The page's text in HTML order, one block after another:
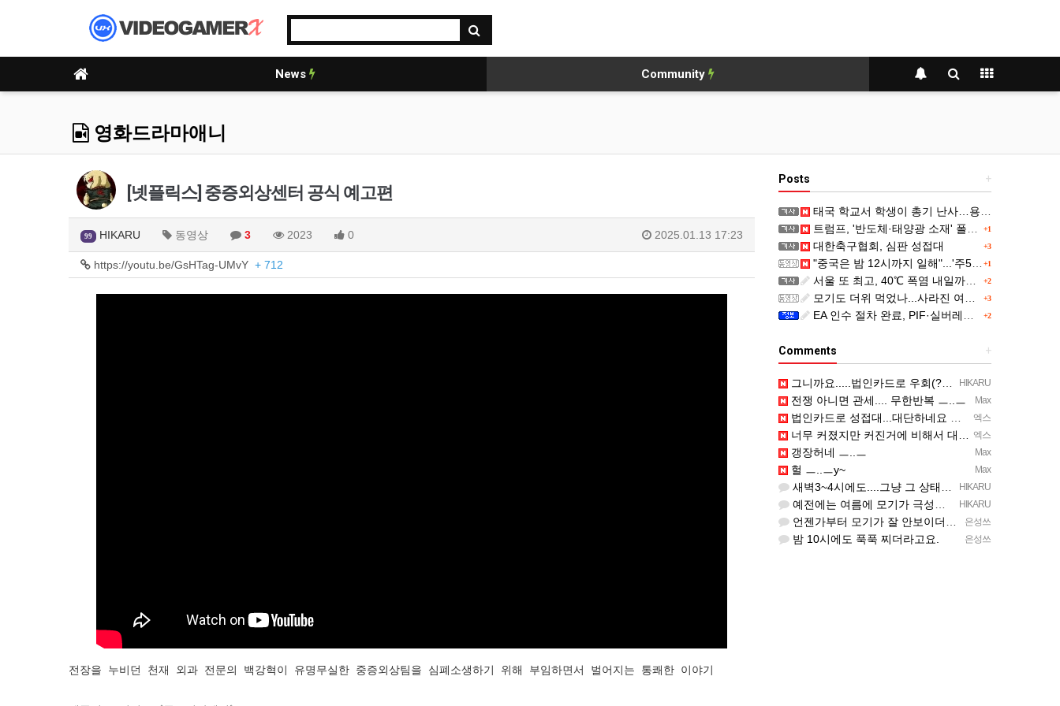
News Community
영화드라마애니
[넷플릭스] 중증외상센터 공식 예고편
99 HIKARU 동영상 3 2023 0 2025.01.13 17:23
https://youtu.be/GsHTag-UMvY + 712
전장을 누비던 천재 외과 전문의 백강혁이 유명무실한 중증외상팀을 심폐소생하기 위해 부임하면서 벌어지는 통쾌한 이야기
+
Posts
태국 학교서 학생이 총기 난사…용의자 등 8명 숨져
+1
트럼프, '반도체·태양광 소재' 폴리실리콘 파생 제품에 15% 관세...한국 기업도 영향
+3
대한축구협회, 심판 성접대
+1
"중국은 밤 12시까지 일해"...'주52시간' 손볼까
+2
서울 또 최고, 40℃ 폭염 내일까지...주말 동쪽 비바람
+3
모기도 더위 먹었나...사라진 여름 불청객
+2
EA 인수 절차 완료, PIF·실버레이크 컨소시엄 산하 편입
+
Comments
HIKARU
그니까요.....법인카드로 우회(?)한 것도 아니고, 대놓고...ㅋ ㅋ)
Max
전쟁 아니면 관세.... 무한반복 ㅡ..ㅡ
엑스
법인카드로 성접대...대단하네요 ㅋㅋㅋㅋ
엑스
너무 커졌지만 커진거에 비해서 대작들이 너무 줄었죠.........
Max
갱장허네 ㅡ..ㅡ
Max
헐 ㅡ..ㅡy~
HIKARU
새벽3~4시에도....그냥 그 상태예요...최근 1주일은....
HIKARU
예전에는 여름에 모기가 극성이었는데, 여름에는 안나오는 것 같은.....ㅎ ㅎ)
은성쓰
언젠가부터 모기가 잘 안보이더라고요.
은성쓰
밤 10시에도 푹푹 찌더라고요.